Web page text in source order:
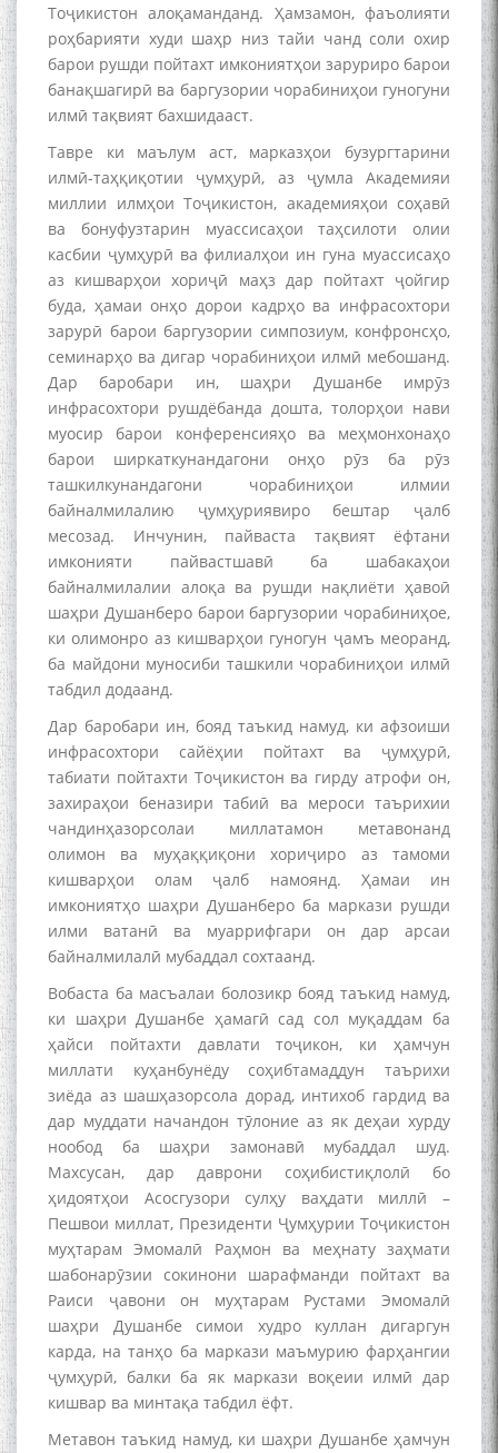
Тоҷикистон алоқаманданд. Ҳамзамон, фаъолияти
роҳбарияти худи шаҳр низ тайи чанд соли охир
барои рушди пойтахт имкониятҳои заруриро барои
банақшагирӣ ва баргузории чорабиниҳои гуногуни
илмӣ тақвият бахшидааст.
Тавре ки маълум аст, марказҳои бузургтарини
илмӣ-таҳқиқотии ҷумҳурӣ, аз ҷумла Академияи
миллии илмҳои Тоҷикистон, академияҳои соҳавӣ
ва бонуфузтарин муассисаҳои таҳсилоти олии
касбии ҷумҳурӣ ва филиалҳои ин гуна муассисаҳо
аз кишварҳои хориҷӣ маҳз дар пойтахт ҷойгир
буда, ҳамаи онҳо дорои кадрҳо ва инфрасохтори
зарурӣ барои баргузории симпозиум, конфронсҳо,
семинарҳо ва дигар чорабиниҳои илмӣ мебошанд.
Дар баробари ин, шаҳри Душанбе имрӯз
инфрасохтори рушдёбанда дошта, толорҳои нави
муосир барои конференсияҳо ва меҳмонхонаҳо
барои ширкаткунандагони онҳо рӯз ба рӯз
ташкилкунандагони чорабиниҳои илмии
байналмилалию ҷумҳуриявиро бештар ҷалб
месозад. Инчунин, пайваста тақвият ёфтани
имконияти пайвастшавӣ ба шабакаҳои
байналмилалии алоқа ва рушди нақлиёти ҳавоӣ
шаҳри Душанберо барои баргузории чорабиниҳое,
ки олимонро аз кишварҳои гуногун ҷамъ меоранд,
ба майдони муносиби ташкили чорабиниҳои илмӣ
табдил додаанд.
Дар баробари ин, бояд таъкид намуд, ки афзоиши
инфрасохтори сайёҳии пойтахт ва ҷумҳурӣ,
табиати пойтахти Тоҷикистон ва гирду атрофи он,
захираҳои беназири табиӣ ва мероси таърихии
чандинҳазорсолаи миллатамон метавонанд
олимон ва муҳаққиқони хориҷиро аз тамоми
кишварҳои олам ҷалб намоянд. Ҳамаи ин
имкониятҳо шаҳри Душанберо ба маркази рушди
илми ватанӣ ва муаррифгари он дар арсаи
байналмилалӣ мубаддал сохтаанд.
Вобаста ба масъалаи болозикр бояд таъкид намуд,
ки шаҳри Душанбе ҳамагӣ сад сол муқаддам ба
ҳайси пойтахти давлати тоҷикон, ки ҳамчун
миллати куҳанбунёду соҳибтамаддун таърихи
зиёда аз шашҳазорсола дорад, интихоб гардид ва
дар муддати начандон тӯлоние аз як деҳаи хурду
нообод ба шаҳри замонавӣ мубаддал шуд.
Махсусан, дар даврони соҳибистиқлолӣ бо
ҳидоятҳои Асосгузори сулҳу ваҳдати миллӣ –
Пешвои миллат, Президенти Ҷумҳурии Тоҷикистон
муҳтарам Эмомалӣ Раҳмон ва меҳнату заҳмати
шабонарӯзии сокинони шарафманди пойтахт ва
Раиси ҷавони он муҳтарам Рустами Эмомалӣ
шаҳри Душанбе симои худро куллан дигаргун
карда, на танҳо ба маркази маъмурию фарҳангии
ҷумҳурӣ, балки ба як маркази воқеии илмӣ дар
кишвар ва минтақа табдил ёфт.
Метавон таъкид намуд, ки шаҳри Душанбе ҳамчун